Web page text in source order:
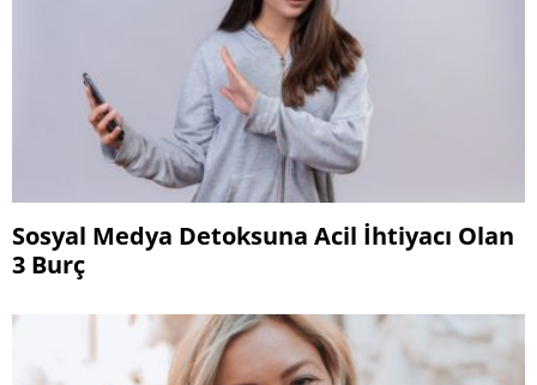
Sosyal Medya Detoksuna Acil İhtiyacı Olan
3 Burç